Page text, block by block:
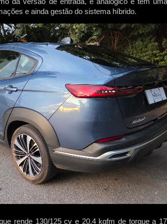
e ainda gestão do sistema híbrido.
rende 130/125 cv e 20,4 kgfm de torque a